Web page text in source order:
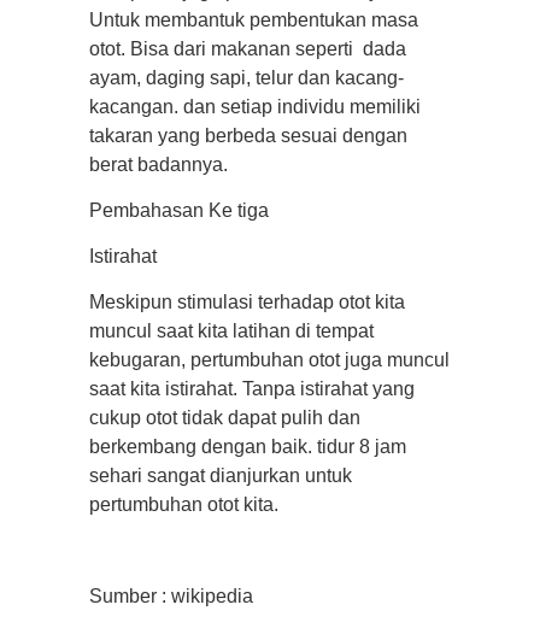
Untuk membantuk pembentukan masa
otot. Bisa dari makanan seperti dada
ayam, daging sapi, telur dan kacang-
kacangan. dan setiap individu memiliki
takaran yang berbeda sesuai dengan
berat badannya.
Pembahasan Ke tiga
Istirahat
Meskipun stimulasi terhadap otot kita
muncul saat kita latihan di tempat
kebugaran, pertumbuhan otot juga muncul
saat kita istirahat. Tanpa istirahat yang
cukup otot tidak dapat pulih dan
berkembang dengan baik. tidur 8 jam
sehari sangat dianjurkan untuk
pertumbuhan otot kita.
Sumber : wikipedia